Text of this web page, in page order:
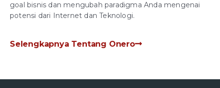
goal bisnis dan mengubah paradigma Anda mengenai
potensi dari Internet dan Teknologi.
Selengkapnya Tentang Onero